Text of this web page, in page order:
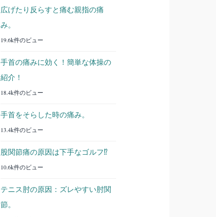
広げたり反らすと痛む親指の痛
み。
19.6k件のビュー
手首の痛みに効く！簡単な体操の
紹介！
18.4k件のビュー
手首をそらした時の痛み。
13.4k件のビュー
股関節痛の原因は下手なゴルフ⁉︎
10.6k件のビュー
テニス肘の原因：ズレやすい肘関
節。